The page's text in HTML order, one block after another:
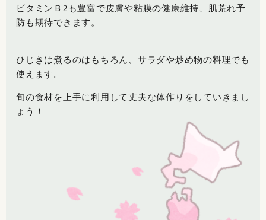
ビタミンＢ2も豊富で皮膚や粘膜の健康維持、肌荒れ予
防も期待できます。
ひじきは煮るのはもちろん、サラダや炒め物の料理でも
使えます。
旬の食材を上手に利用して丈夫な体作りをしていきまし
ょう！